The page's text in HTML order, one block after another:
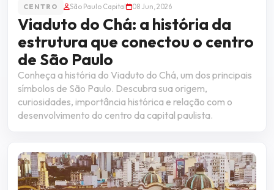
CENTRO São Paulo Capital 08 Jun, 2026
Viaduto do Chá: a história da
estrutura que conectou o centro
de São Paulo
Conheça a história do Viaduto do Chá, um dos principais
símbolos de São Paulo. Descubra sua origem,
curiosidades, importância histórica e relação com o
desenvolvimento do centro da capital paulista.